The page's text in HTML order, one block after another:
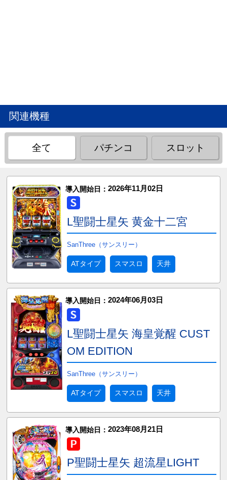
関連機種
全て パチンコ スロット
導入開始日： 2026年11月02日
L聖闘士星矢 黄金十二宮
SanThree（サンスリー）
ATタイプ スマスロ 天井
導入開始日： 2024年06月03日
L聖闘士星矢 海皇覚醒 CUST
OM EDITION
SanThree（サンスリー）
ATタイプ スマスロ 天井
導入開始日： 2023年08月21日
P聖闘士星矢 超流星LIGHT